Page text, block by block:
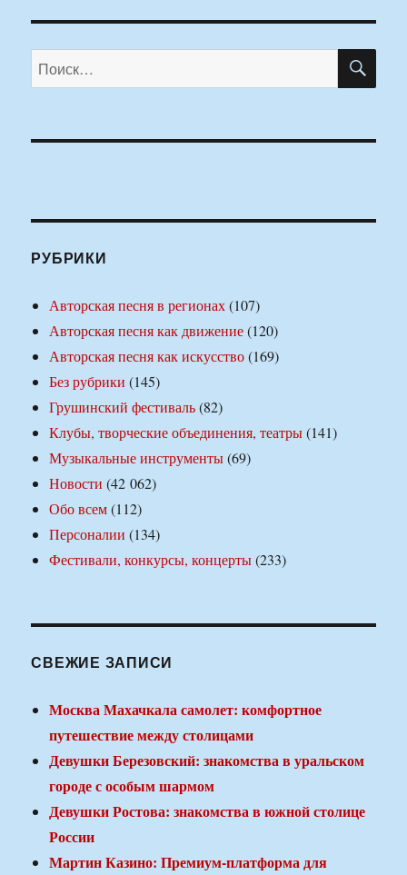
Искать:
РУБРИКИ
Авторская песня в регионах(107)
Авторская песня как движение(120)
Авторская песня как искусство(169)
Без рубрики (145)
Грушинский фестиваль(82)
Клубы, творческие объединения, театры(141)
Музыкальные инструменты(69)
Новости (42 062)
Обо всем(112)
Персоналии (134)
Фестивали, конкурсы, концерты(233)
СВЕЖИЕ ЗАПИСИ
Москва Махачкала самолет: комфортное
путешествие между столицами
Девушки Березовский: знакомства в уральском
городе с особым шармом
Девушки Ростова: знакомства в южной столице
России
Мартин Казино: Премиум-платформа для